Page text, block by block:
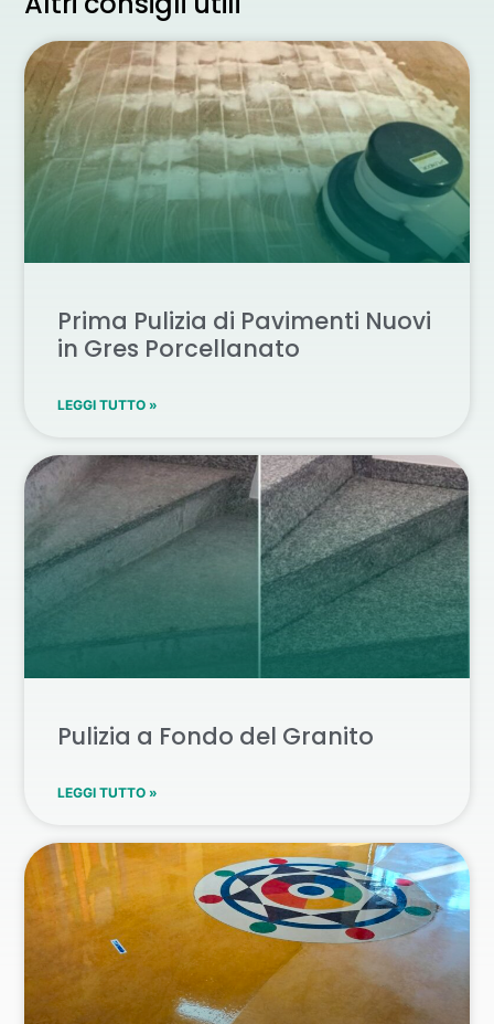
Prima Pulizia di Pavimenti Nuovi
in Gres Porcellanato
LEGGI TUTTO »
Pulizia a Fondo del Granito
LEGGI TUTTO »